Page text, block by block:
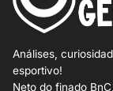
Análises,
esportivo!
Neto do finado